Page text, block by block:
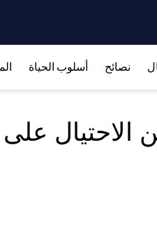
نصائح أسلوب الحياة
الاحتيال